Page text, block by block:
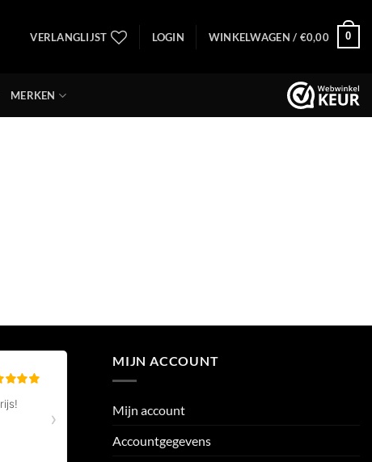
VERLANGLIJST LOGIN WINKELWAGEN / €0,00 0
MERKEN
MIJN ACCOUNT
Mijn account
Accountgegevens